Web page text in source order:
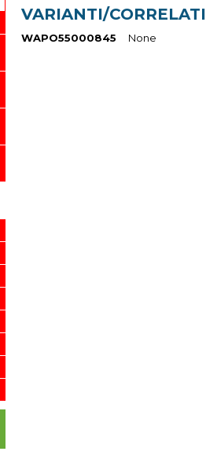
VARIANTI/CORRELATI
WAPO55000845 None